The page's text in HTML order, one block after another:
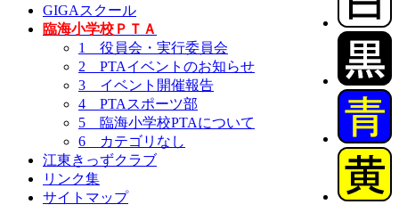
GIGAスクール
臨海小学校ＰＴＡ
1 役員会・実行委員会
2 PTAイベントのお知らせ
3 イベント開催報告
4 PTAスポーツ部
5 臨海小学校PTAについて
6 カテゴリなし
江東きっずクラブ
リンク集
サイトマップ